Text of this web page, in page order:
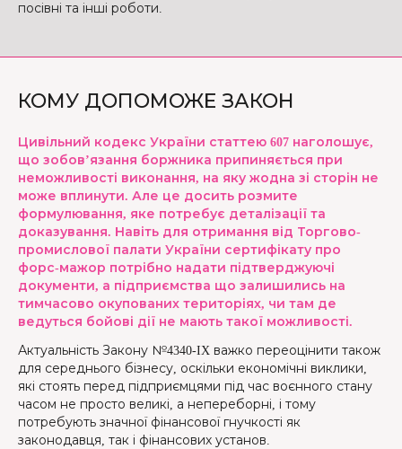
посівні та інші роботи.
КОМУ ДОПОМОЖЕ ЗАКОН
Цивільний кодекс України статтею 607 наголошує,
що зобов’язання боржника припиняється при
неможливості виконання, на яку жодна зі сторін не
може вплинути. Але це досить розмите
формулювання, яке потребує деталізації та
доказування. Навіть для отримання від Торгово-
промислової палати України сертифікату про
форс-мажор потрібно надати підтверджуючі
документи, а підприємства що залишились на
тимчасово окупованих територіях, чи там де
ведуться бойові дії не мають такої можливості.
Актуальність Закону №4340-IX важко переоцінити також
для середнього бізнесу, оскільки економічні виклики,
які стоять перед підприємцями під час воєнного стану
часом не просто великі, а непереборні, і тому
потребують значної фінансової гнучкості як
законодавця, так і фінансових установ.